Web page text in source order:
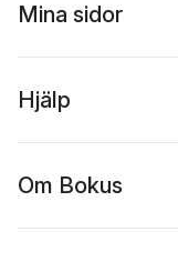
Mina sidor
Hjälp
Om Bokus